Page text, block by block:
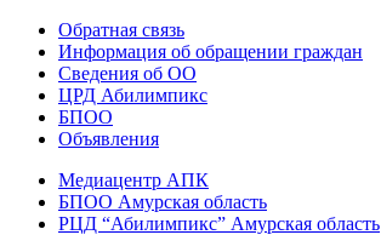
Обратная связь
Информация об обращении граждан
Сведения об ОО
ЦРД Абилимпикс
БПОО
Объявления
Медиацентр АПК
БПОО Амурская область
РЦД “Абилимпикс” Амурская область